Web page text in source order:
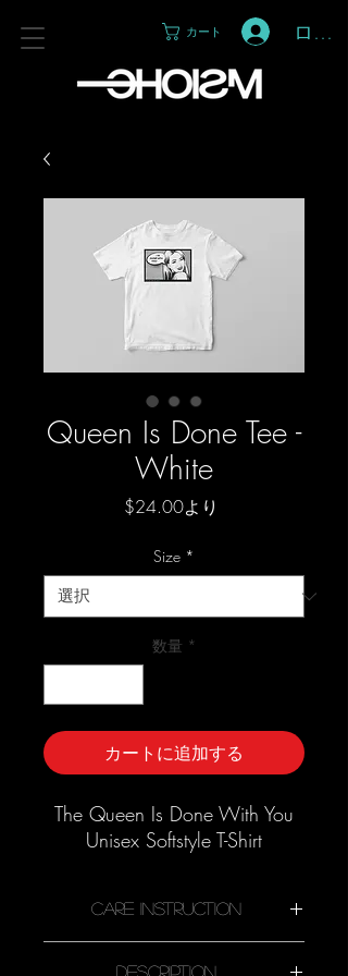
カート ログイ
Queen Is Done Tee -
White
$24.00より
価
Size *
数量 *
カートに追加する
The Queen Is Done With You
Unisex Softstyle T-Shirt
Care Instruction
Description